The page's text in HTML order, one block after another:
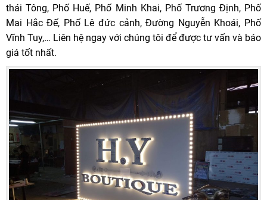
thái Tông, Phố Huế, Phố Minh Khai, Phố Trương Định, Phố
Mai Hắc Đế, Phố Lê đức cảnh, Đường Nguyễn Khoái, Phố
Vĩnh Tuy,… Liên hệ ngay với chúng tôi để được tư vấn và báo
giá tốt nhất.